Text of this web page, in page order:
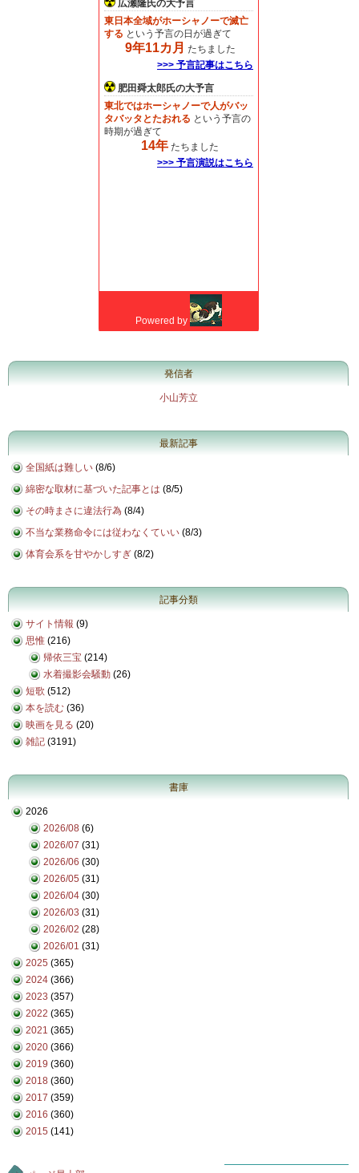
発信者
小山芳立
最新記事
全国紙は難しい (8/6)
綿密な取材に基づいた記事とは (8/5)
その時まさに違法行為 (8/4)
不当な業務命令には従わなくていい (8/3)
体育会系を甘やかしすぎ (8/2)
記事分類
サイト情報 (9)
思惟 (216)
帰依三宝 (214)
水着撮影会騒動 (26)
短歌 (512)
本を読む (36)
映画を見る (20)
雑記 (3191)
書庫
2026
2026/08 (6)
2026/07 (31)
2026/06 (30)
2026/05 (31)
2026/04 (30)
2026/03 (31)
2026/02 (28)
2026/01 (31)
2025 (365)
2024 (366)
2023 (357)
2022 (365)
2021 (365)
2020 (366)
2019 (360)
2018 (360)
2017 (359)
2016 (360)
2015 (141)